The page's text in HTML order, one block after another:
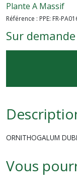
Plante A Massif
Référence : PPE: FR-
Sur demande
ORNITHOGALUM
Vous